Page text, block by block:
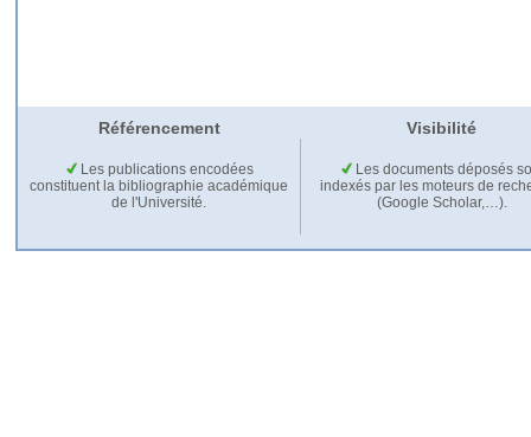
Référencement Visibilité
Les publications encodées
constituent la bibliographie académique
de l'Université.
Les documents déposés
indexés par les moteurs de
(Google Scholar,…).